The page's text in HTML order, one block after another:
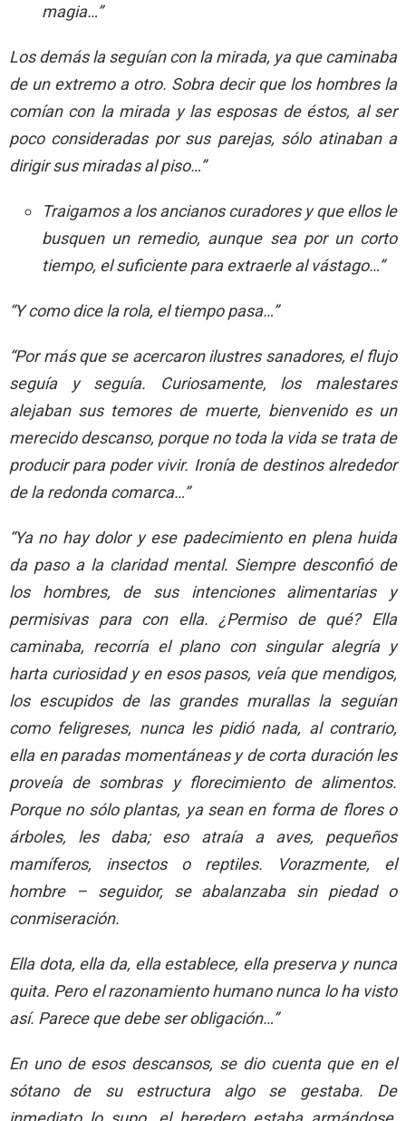
magia…”
Los demás la seguían con la mirada, ya que caminaba
de un extremo a otro. Sobra decir que los hombres la
comían con la mirada y las esposas de éstos, al ser
poco consideradas por sus parejas, sólo atinaban a
dirigir sus miradas al piso…”
Traigamos a los ancianos curadores y que ellos le
busquen un remedio, aunque sea por un corto
tiempo, el suficiente para extraerle al vástago…”
“Y como dice la rola, el tiempo pasa…”
“Por más que se acercaron ilustres sanadores, el flujo
seguía y seguía. Curiosamente, los malestares
alejaban sus temores de muerte, bienvenido es un
merecido descanso, porque no toda la vida se trata de
producir para poder vivir. Ironía de destinos alrededor
de la redonda comarca…”
“Ya no hay dolor y ese padecimiento en plena huida
da paso a la claridad mental. Siempre desconfió de
los hombres, de sus intenciones alimentarias y
permisivas para con ella. ¿Permiso de qué? Ella
caminaba, recorría el plano con singular alegría y
harta curiosidad y en esos pasos, veía que mendigos,
los escupidos de las grandes murallas la seguían
como feligreses, nunca les pidió nada, al contrario,
ella en paradas momentáneas y de corta duración les
proveía de sombras y florecimiento de alimentos.
Porque no sólo plantas, ya sean en forma de flores o
árboles, les daba; eso atraía a aves, pequeños
mamíferos, insectos o reptiles. Vorazmente, el
hombre – seguidor, se abalanzaba sin piedad o
conmiseración.
Ella dota, ella da, ella establece, ella preserva y nunca
quita. Pero el razonamiento humano nunca lo ha visto
así. Parece que debe ser obligación…”
En uno de esos descansos, se dio cuenta que en el
sótano de su estructura algo se gestaba. De